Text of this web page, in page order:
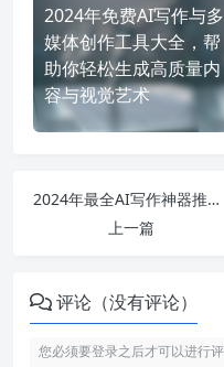
2024年免费AI写作与多
媒体创作工具大全，帮
助你轻松生成高质量内
容与视觉艺术
2024年最全AI写作神器推荐：免费一键生成小说、文案、论文必备工具合集！
上一篇
评论（没有评论）